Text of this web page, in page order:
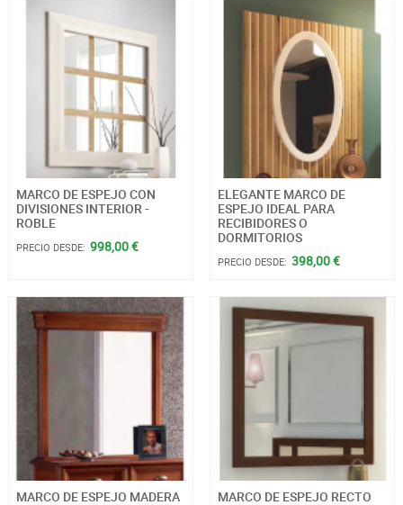
MARCO DE ESPEJO CON
DIVISIONES INTERIOR -
ROBLE
PRECIO DESDE: 998,00 €
ELEGANTE MARCO DE
ESPEJO IDEAL PARA
RECIBIDORES O
DORMITORIOS
PRECIO DESDE: 398,00 €
MARCO DE ESPEJO MADERA
MARCO DE ESPEJO RECTO